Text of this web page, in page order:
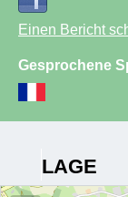
Einen Bericht
Gesprochene
LAGE